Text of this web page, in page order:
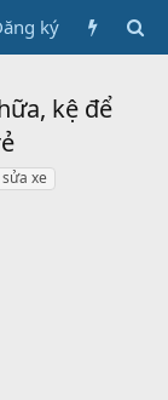
ký
kệ để
xe